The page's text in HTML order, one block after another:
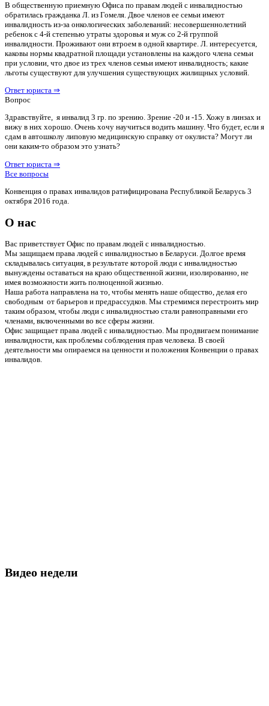
В общественную приемную Офиса по правам людей с инвалидностью
обратилась гражданка Л. из Гомеля. Двое членов ее семьи имеют
инвалидность из-за онкологических заболеваний: несовершеннолетний
ребенок с 4-й степенью утраты здоровья и муж со 2-й группой
инвалидности. Проживают они втроем в одной квартире. Л. интересуется,
каковы нормы квадратной площади установлены на каждого члена семьи
при условии, что двое из трех членов семьи имеют инвалидность; какие
льготы существуют для улучшения существующих жилищных условий.
Ответ юриста ⇒
Вопрос
Здравствуйте, я инвалид 3 гр. по зрению. Зрение -20 и -15. Хожу в линзах и
вижу в них хорошо. Очень хочу научиться водить машину. Что будет, если я
сдам в автошколу липовую медицинскую справку от окулиста? Могут ли
они каким-то образом это узнать?
Ответ юриста ⇒
Все вопросы
Конвенция о правах инвалидов ратифицирована Республикой Беларусь 3
октября 2016 года.
О нас
Вас приветствует Офис по правам людей с инвалидностью.
Мы защищаем права людей с инвалидностью в Беларуси. Долгое время
складывалась ситуация, в результате которой люди с инвалидностью
вынуждены оставаться на краю общественной жизни, изолированно, не
имея возможности жить полноценной жизнью.
Наша работа направлена на то, чтобы менять наше общество, делая его
свободным от барьеров и предрассудков. Мы стремимся перестроить мир
таким образом, чтобы люди с инвалидностью стали равноправными его
членами, включенными во все сферы жизни.
Офис защищает права людей с инвалидностью. Мы продвигаем понимание
инвалидности, как проблемы соблюдения прав человека. В своей
деятельности мы опираемся на ценности и положения Конвенции о правах
инвалидов.
Видео недели